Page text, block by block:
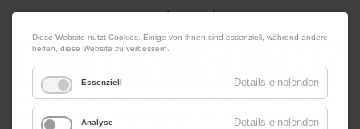
09. August 2026 Impressum|Kontakt|Datenschutz
Diese Website nutzt Cookies. Einige von ihnen sind essenziell, während andere
helfen, diese Website zu verbessern.
Essenziell Details einblenden
Analyse Details einblenden